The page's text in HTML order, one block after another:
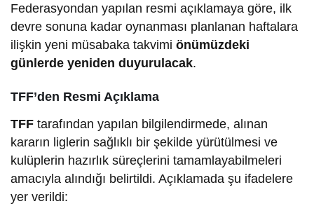
Federasyondan yapılan resmi açıklamaya göre, ilk
devre sonuna kadar oynanması planlanan haftalara
ilişkin yeni müsabaka takvimiönümüzdeki
günlerde yeniden duyurulacak.
TFF’den Resmi Açıklama
TFF tarafından yapılan bilgilendirmede, alınan
kararın liglerin sağlıklı bir şekilde yürütülmesi ve
kulüplerin hazırlık süreçlerini tamamlayabilmeleri
amacıyla alındığı belirtildi. Açıklamada şu ifadelere
yer verildi: